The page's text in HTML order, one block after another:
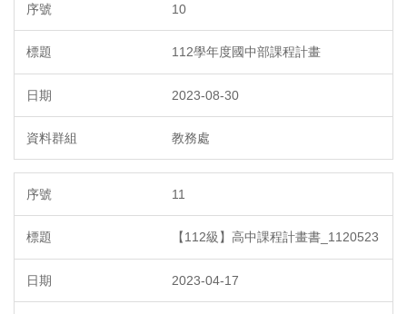
10
112學年度國中部課程計畫
2023-08-30
教務處
11
【112級】高中課程計畫書_1120523
2023-04-17